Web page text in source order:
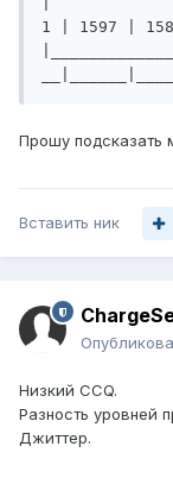
1 | 1597 |
Прошу подсказать
Вставить ник
Низкий CCQ.
Разность уровней
Джиттер.